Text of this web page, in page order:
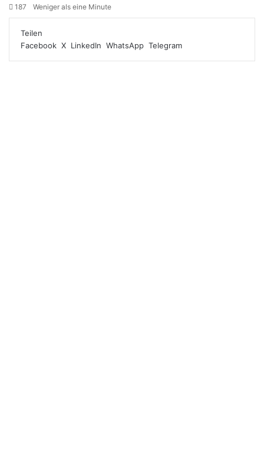
187 Weniger als eine Minute
Teilen
Facebook X LinkedIn WhatsApp Telegram